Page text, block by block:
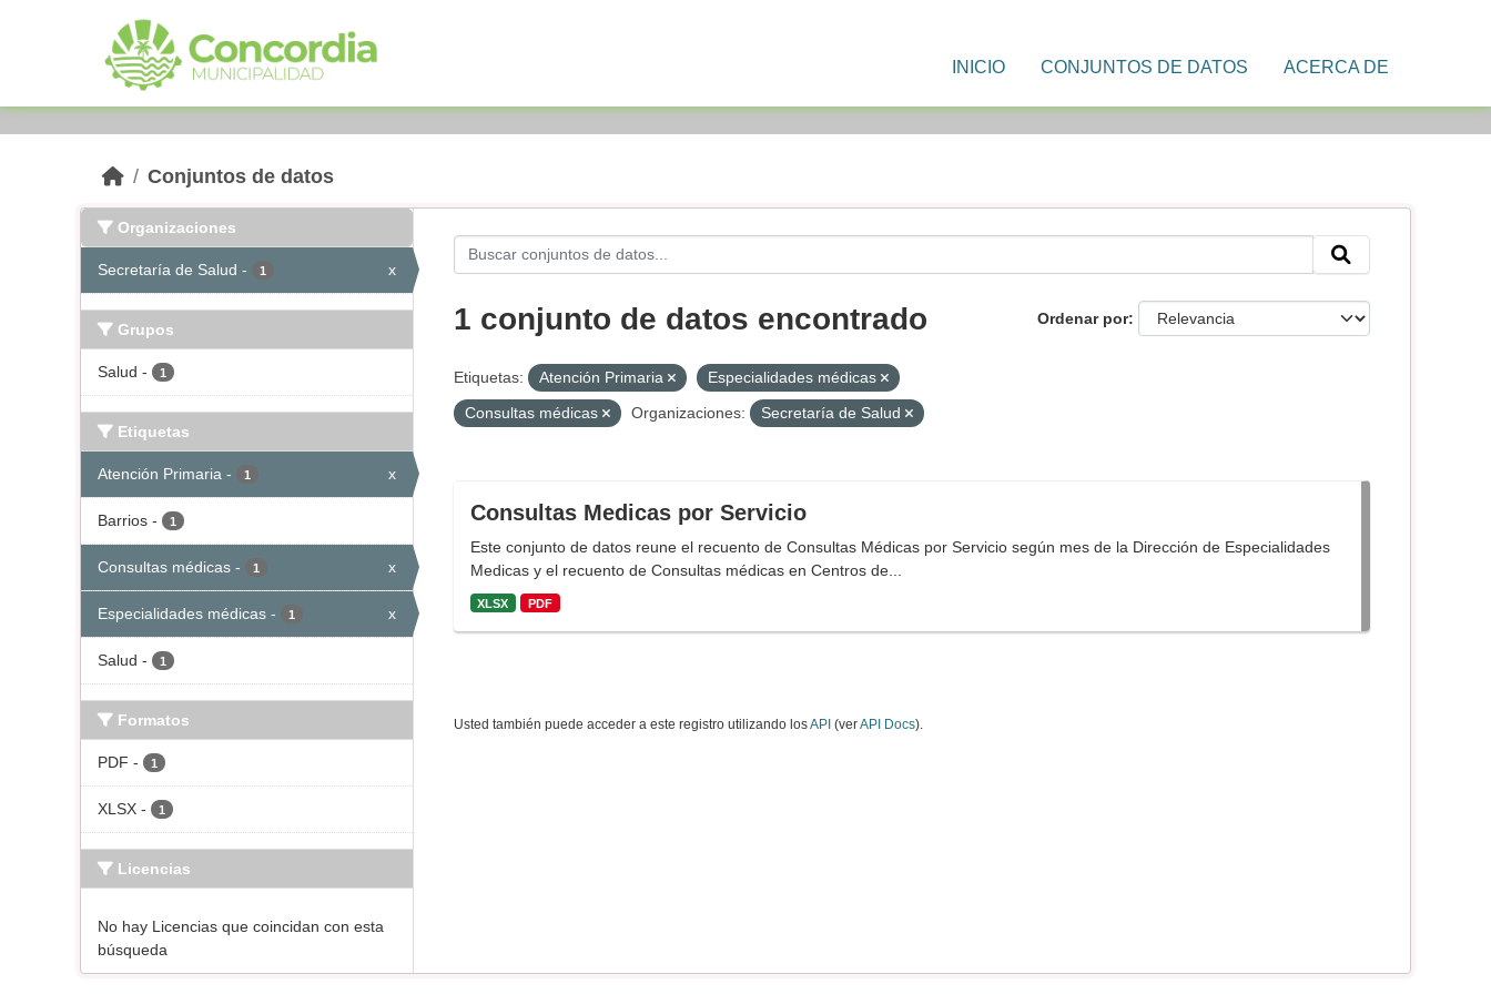
INICIO CONJUNTOS DE DATOS ACERCA DE
Conjuntos de datos
Organizaciones
Secretaría de Salud - 1 x
Grupos
Salud - 1
Etiquetas
Atención Primaria - 1 x
Barrios - 1
Consultas médicas - 1 x
Especialidades médicas - 1 x
Salud - 1
Formatos
PDF - 1
XLSX - 1
Licencias
No hay Licencias que coincidan con esta
búsqueda
Ordenar por
1 conjunto de datos encontrado
Etiquetas: Atención Primaria
Especialidades médicas
Consultas médicas
Organizaciones: Secretaría de Salud
Consultas Medicas por Servicio
Este conjunto de datos reune el recuento de Consultas Médicas por Servicio según mes de la Dirección de Especialidades
Medicas y el recuento de Consultas médicas en Centros de...
XLSX PDF
Usted también puede acceder a este registro utilizando losAPI(verAPI Docs).